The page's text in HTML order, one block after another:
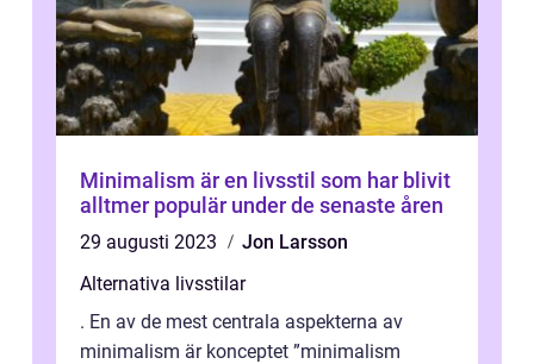
Minimalism är en livsstil som har blivit
alltmer populär under de senaste åren
29 augusti 2023
Jon Larsson
Alternativa livsstilar
. En av de mest centrala aspekterna av
minimalism är konceptet ”minimalism